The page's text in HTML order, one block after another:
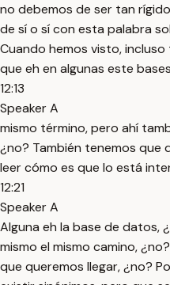
no debemos de ser tan
de sí o sí con esta palabra
Cuando hemos visto,
que eh en algunas este
12:13
Speaker A
mismo término, pero ahí
¿no? También tenemos
leer cómo es que lo está
12:21
Speaker A
Alguna eh la base de datos,
mismo el mismo camino,
que queremos llegar, ¿no?